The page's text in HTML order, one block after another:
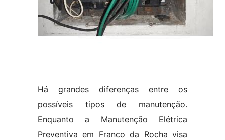
Há grandes diferenças entre os
possíveis tipos de manutenção.
Enquanto a Manutenção Elétrica
Preventiva em Franco da Rocha visa